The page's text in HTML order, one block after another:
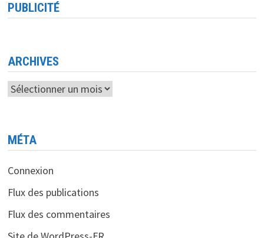
PUBLICITÉ
ARCHIVES
Archives
MÉTA
Connexion
Flux des publications
Flux des commentaires